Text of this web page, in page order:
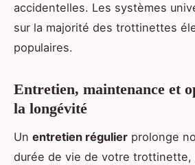
accidentelles. Les systèmes
sur la majorité des trottinettes
populaires.
Entretien, maintenance et
la longévité
Un entretien régulier prolonge
durée de vie de votre trottinette,